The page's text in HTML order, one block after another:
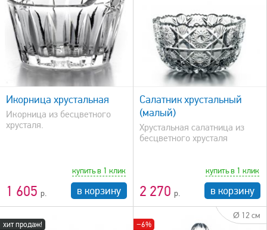
Икорница хрустальная
Икорница из бесцветного
хрусталя.
1 605
купить в 1 клик
в корзину
быстрый просмотр
Салатник хрустальный
(малый)
Хрустальная салатница из
бесцветного хрусталя
2 270
купить в 1 клик
в корзину
хит продаж! −6%
Ø 12 см